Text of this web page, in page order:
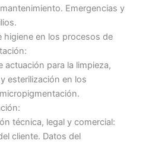
Emergencias y
higiene en los procesos de
actuación para la limpieza,
esterilización en los
técnica, legal y comercial:
cliente. Datos del